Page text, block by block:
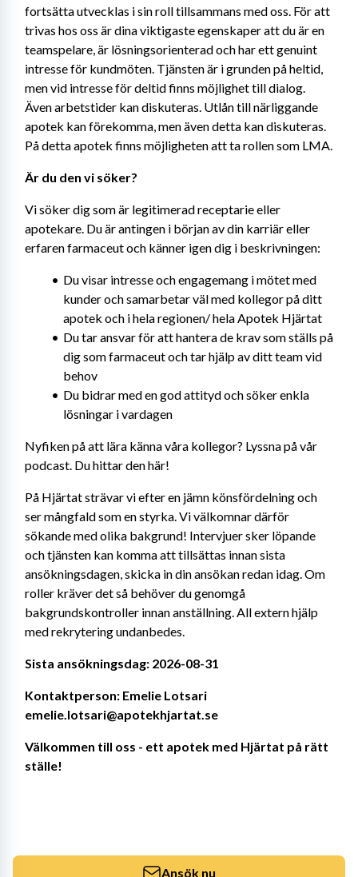
fortsätta utvecklas i sin roll tillsammans med oss. För att
trivas hos oss är dina viktigaste egenskaper att du är en
teamspelare, är lösningsorienterad och har ett genuint
intresse för kundmöten. Tjänsten är i grunden på heltid,
men vid intresse för deltid finns möjlighet till dialog.
Även arbetstider kan diskuteras. Utlån till närliggande
apotek kan förekomma, men även detta kan diskuteras.
På detta apotek finns möjligheten att ta rollen som LMA.
Är du den vi söker?
Vi söker dig som är legitimerad receptarie eller
apotekare. Du är antingen i början av din karriär eller
erfaren farmaceut och känner igen dig i beskrivningen:
Du visar intresse och engagemang i mötet med
kunder och samarbetar väl med kollegor på ditt
apotek och i hela regionen/ hela Apotek Hjärtat
Du tar ansvar för att hantera de krav som ställs på
dig som farmaceut och tar hjälp av ditt team vid
behov
Du bidrar med en god attityd och söker enkla
lösningar i vardagen
Nyfiken på att lära känna våra kollegor? Lyssna på vår
podcast. Du hittar den här!
På Hjärtat strävar vi efter en jämn könsfördelning och
ser mångfald som en styrka. Vi välkomnar därför
sökande med olika bakgrund! Intervjuer sker löpande
och tjänsten kan komma att tillsättas innan sista
ansökningsdagen, skicka in din ansökan redan idag. Om
roller kräver det så behöver du genomgå
bakgrundskontroller innan anställning. All extern hjälp
med rekrytering undanbedes.
Sista ansökningsdag: 2026-08-31
Kontaktperson: Emelie Lotsari
emelie.lotsari@apotekhjartat.se
Välkommen till oss - ett apotek med Hjärtat på rätt
ställe!
Ansök nu